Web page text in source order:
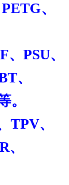
、
PSU、
、
。
TPV、